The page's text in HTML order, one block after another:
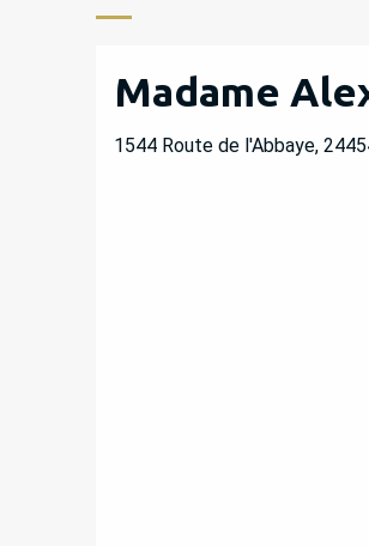
Madame
1544 Route de l'Abbaye,